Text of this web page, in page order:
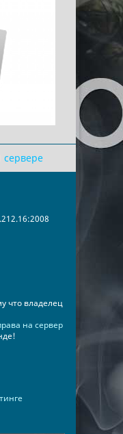
сервере
что владелец
на сервер